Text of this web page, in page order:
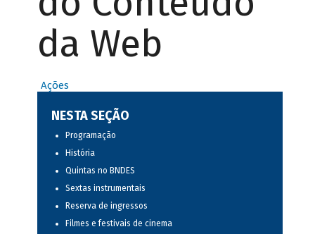
da Web
Ações
NESTA SEÇÃO
Programação
História
Quintas no BNDES
Sextas instrumentais
Reserva de ingressos
Filmes e festivais de cinema